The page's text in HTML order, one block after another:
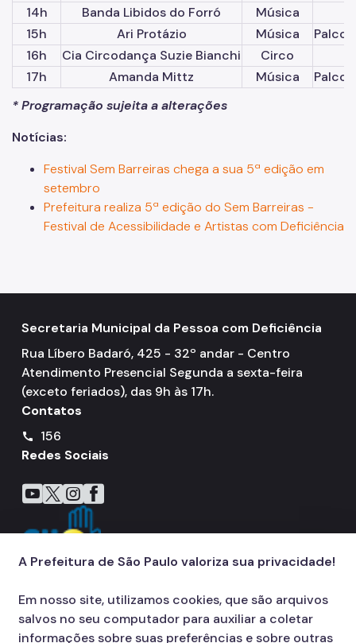
14h
Banda Libidos do Forró
Música
15h
Ari Protázio Música
Palco
16h
Cia Circodança Suzie Bianchi
Circo
17h
Amanda Mittz Música
Palco
* Programação sujeita a alterações
Notícias:
Festival Sem Barreiras chega a sua 5ª edição em
setembro
Prefeitura realiza 5ª edição do Sem Barreiras -
Festival de Acessibilidade e Artistas com Deficiência
Secretaria Municipal da Pessoa com Deficiência
Rua Líbero Badaró, 425 - 32º andar - Centro
Atendimento Presencial Segunda a sexta-feira
(exceto feriados), das 9h às 17h.
Contatos
call
156
Redes Sociais
Icone do YouTube
Icone do X
Icone do Instagram
Icone do Facebook
A Prefeitura de São Paulo valoriza sua privacidade!
Em nosso site, utilizamos cookies, que são arquivos
salvos no seu computador para auxiliar a coletar
informações sobre suas preferências e sobre outras